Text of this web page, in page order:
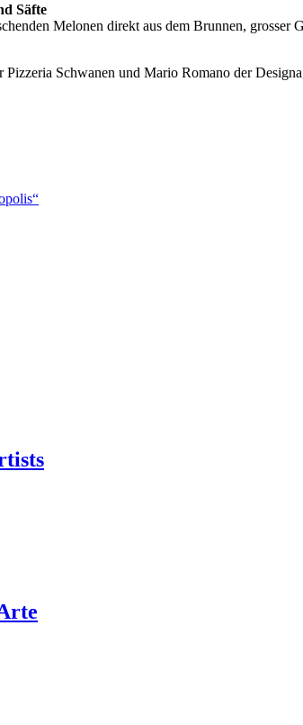
Säfte
Melonen direkt aus dem Brunnen,
Schwanen und Mario Romano der